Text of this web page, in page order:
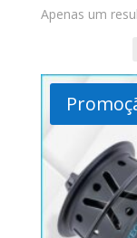
Apenas um